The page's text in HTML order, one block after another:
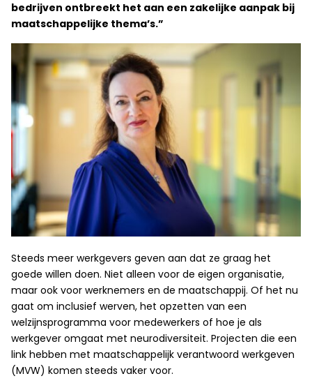
bedrijven ontbreekt het aan een zakelijke aanpak bij
maatschappelijke thema’s.”
Steeds meer werkgevers geven aan dat ze graag het
goede willen doen. Niet alleen voor de eigen organisatie,
maar ook voor werknemers en de maatschappij. Of het nu
gaat om inclusief werven, het opzetten van een
welzijnsprogramma voor medewerkers of hoe je als
werkgever omgaat met neurodiversiteit. Projecten die een
link hebben met maatschappelijk verantwoord werkgeven
(MVW) komen steeds vaker voor.